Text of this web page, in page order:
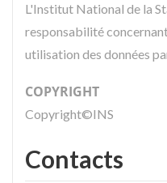
L'Institut National de la
responsabilité
utilisation des données
COPYRIGHT
Copyright©INS
Contacts